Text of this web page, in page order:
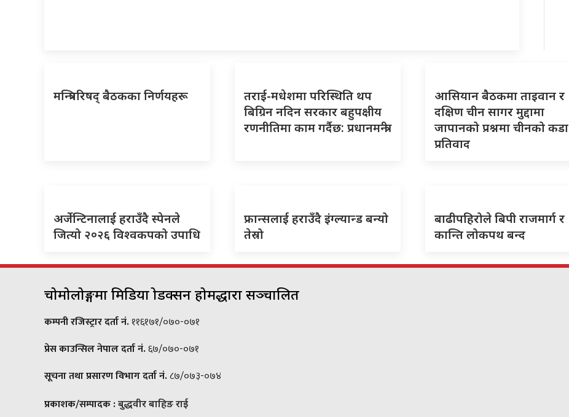
मन्त्रिपरिषद् बैठकका निर्णयहरू
तराई-मधेशमा परिस्थिति थप
बिग्रिन नदिन सरकार बहुपक्षीय
रणनीतिमा काम गर्दैछ: प्रधानमन्त्री
आसियान बैठकमा ताइवान र
दक्षिण चीन सागर मुद्दामा
जापानको प्रश्नमा चीनको कडा
प्रतिवाद
अर्जेन्टिनालाई हराउँदै स्पेनले
जित्यो २०२६ विश्वकपको उपाधि
फ्रान्सलाई हराउँदै इंग्ल्यान्ड बन्यो
तेस्रो
बाढीपहिरोले बिपी राजमार्ग र
कान्ति लोकपथ बन्द
चोमोलोङ्गमा मिडिया प्रोडक्सन होमद्धारा सञ्चालित
कम्पनी रजिस्ट्रार दर्ता नं.११६१७१/०७०-०७१
प्रेस काउन्सिल नेपाल दर्ता नं.६७/०७०-०७१
सूचना तथा प्रसारण विभाग दर्ता नं.८७/०७३-०७४
प्रकाशक/सम्पादक :बुद्धवीर बाहिङ राई